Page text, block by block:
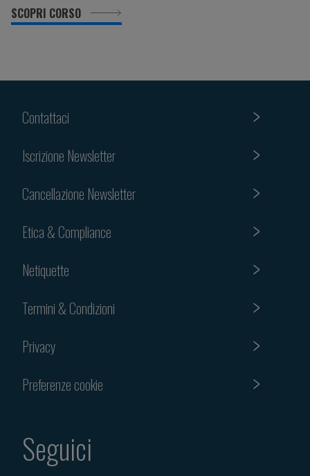
SCOPRI CORSO
Contattaci
Iscrizione Newsletter
Cancellazione Newsletter
Etica & Compliance
Netiquette
Termini & Condizioni
Privacy
Preferenze cookie
Seguici